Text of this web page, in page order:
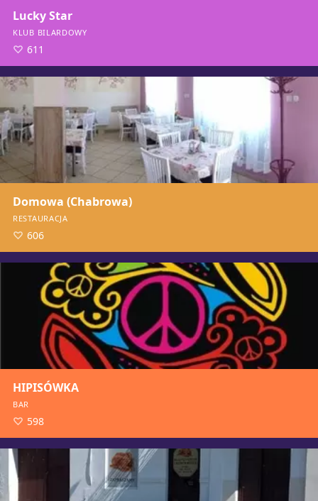
Lucky Star
KLUB BILARDOWY
611
Domowa (Chabrowa)
RESTAURACJA
606
HIPISÓWKA
BAR
598